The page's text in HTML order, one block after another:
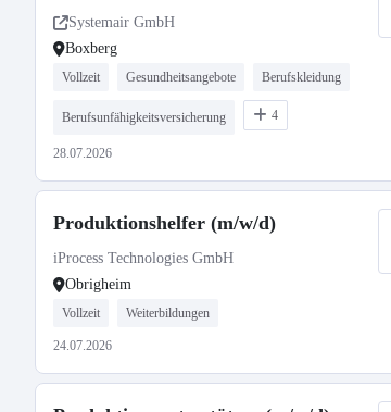
Systemair GmbH
Boxberg
Vollzeit Gesundheitsangebote Berufskleidung
Berufsunfähigkeitsversicherung 4
28.07.2026
Produktionshelfer (m/w/d)
iProcess Technologies GmbH
Obrigheim
Vollzeit Weiterbildungen
24.07.2026